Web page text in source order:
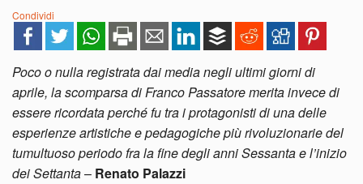
Condividi
Poco o nulla registrata dai media negli ultimi giorni di
aprile, la scomparsa di Franco Passatore merita invece di
essere ricordata perché fu tra i protagonisti di una delle
esperienze artistiche e pedagogiche più rivoluzionarie del
tumultuoso periodo fra la fine degli anni Sessanta e l’inizio
dei Settanta– Renato Palazzi